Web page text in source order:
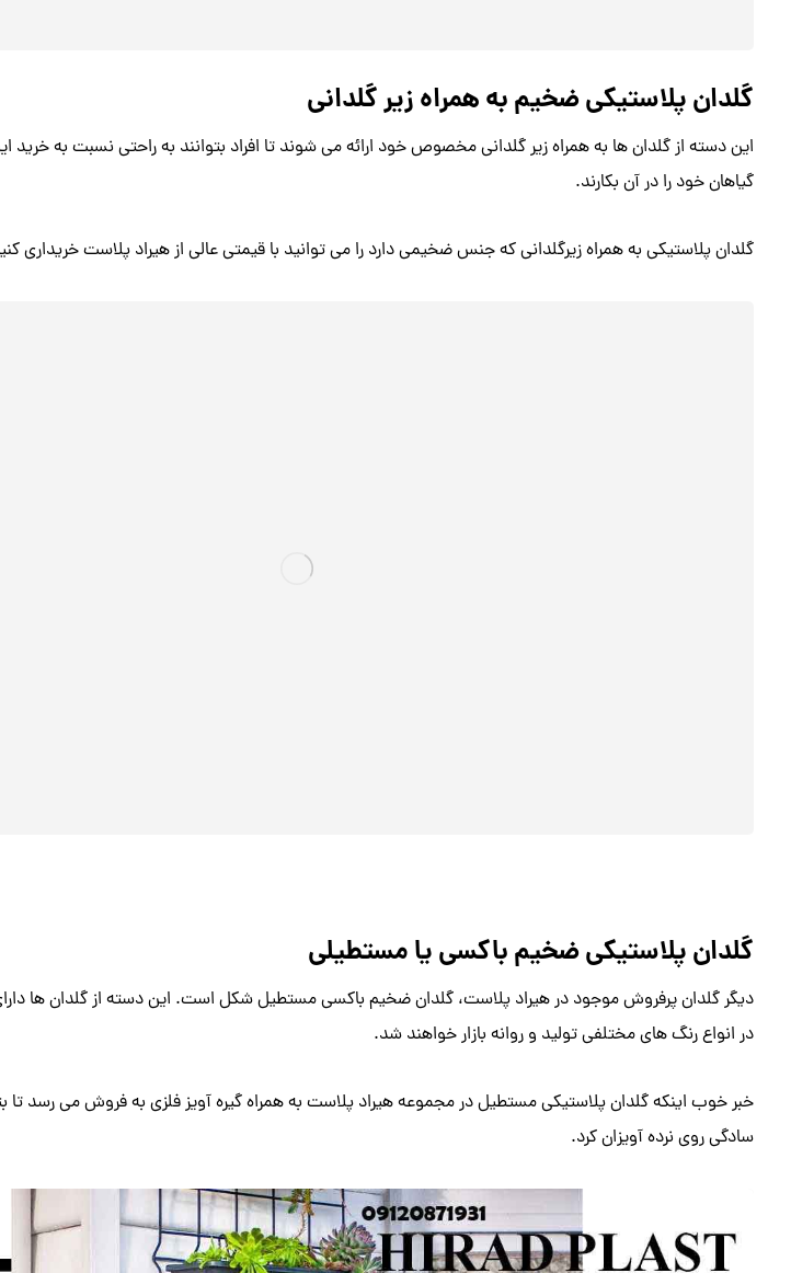
گلدان پلاستیکی ضخیم به همراه زیر گلدانی
این دسته از گلدان ها به همراه زیر گلدانی مخصوص خود ارائه می شوند تا افراد بتوانند به راحتی نسبت به خرید
گیاهان خود را در آن بکارند.
گلدان پلاستیکی به همراه زیرگلدانی که جنس ضخیمی دارد را می توانید با قیمتی عالی از هیراد پلاست خریداری
گلدان پلاستیکی ضخیم باکسی یا مستطیلی
دیگر گلدان پرفروش موجود در هیراد پلاست، گلدان ضخیم باکسی مستطیل شکل است. این دسته از گلدان ها
در انواع رنگ های مختلفی تولید و روانه بازار خواهند شد.
خبر خوب اینکه گلدان پلاستیکی مستطیل در مجموعه هیراد پلاست به همراه گیره آویز فلزی به فروش می رسد تا
سادگی روی نرده آویزان کرد.